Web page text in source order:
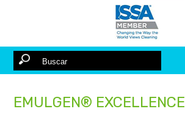
EMULGEN® EXCELLENCE